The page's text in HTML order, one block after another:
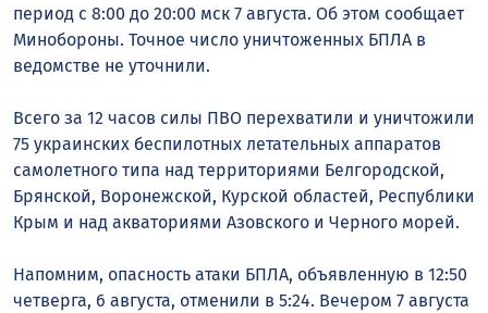
период с 8:00 до 20:00 мск 7 августа. Об этом сообщает
Минобороны. Точное число уничтоженных БПЛА в
ведомстве не уточнили.
Всего за 12 часов силы ПВО перехватили и уничтожили
75 украинских беспилотных летательных аппаратов
самолетного типа над территориями Белгородской,
Брянской, Воронежской, Курской областей, Республики
Крым и над акваториями Азовского и Черного морей.
Напомним, опасность атаки БПЛА, объявленную в 12:50
четверга, 6 августа, отменили в 5:24. Вечером 7 августа